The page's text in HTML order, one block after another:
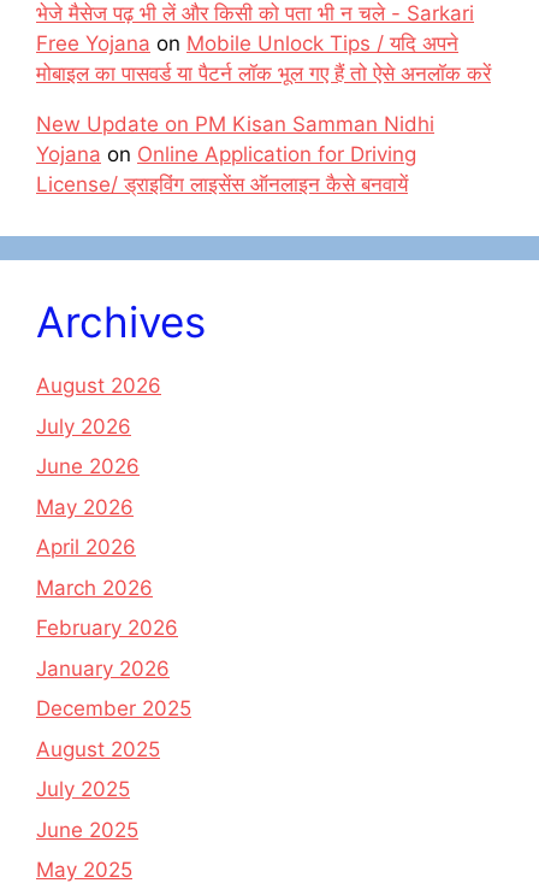
भेजे मैसेज पढ़ भी लें और किसी को पता भी न चले - Sarkari
Free Yojana on Mobile Unlock Tips / यदि अपने
मोबाइल का पासवर्ड या पैटर्न लॉक भूल गए हैं तो ऐसे अनलॉक करें
New Update on PM Kisan Samman Nidhi
Yojana on Online Application for Driving
License/ ड्राइविंग लाइसेंस ऑनलाइन कैसे बनवायें
Archives
August 2026
July 2026
June 2026
May 2026
April 2026
March 2026
February 2026
January 2026
December 2025
August 2025
July 2025
June 2025
May 2025